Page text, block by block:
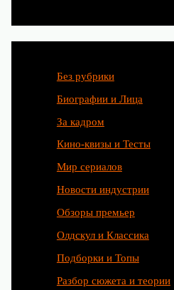
Без рубрики
Биографии и Лица
За кадром
Кино-квизы и Тесты
Мир сериалов
Новости индустрии
Обзоры премьер
Олдскул и Классика
Подборки и Топы
Разбор сюжета и теории